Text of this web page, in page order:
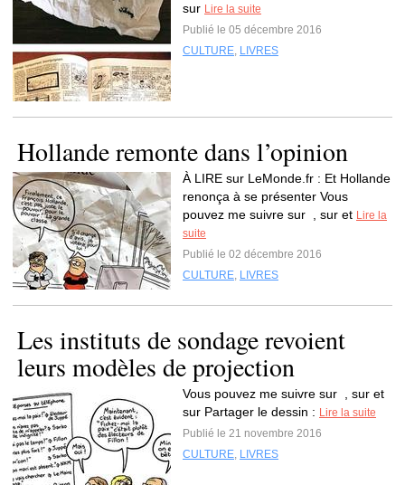
sur Lire la suite
Publié le 05 décembre 2016
CULTURE, LIVRES
Hollande remonte dans l’opinion
À LIRE sur LeMonde.fr : Et Hollande
renonça à se présenter Vous
pouvez me suivre sur , sur et Lire la
suite
Publié le 02 décembre 2016
CULTURE, LIVRES
Les instituts de sondage revoient
leurs modèles de projection
Vous pouvez me suivre sur , sur et
sur Partager le dessin : Lire la suite
Publié le 21 novembre 2016
CULTURE, LIVRES